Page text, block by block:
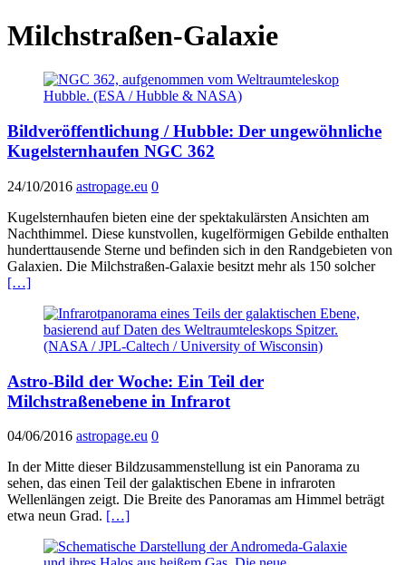
Milchstraßen-Galaxie
Bildveröffentlichung / Hubble: Der ungewöhnliche
Kugelsternhaufen NGC 362
24/10/2016 astropage.eu 0
Kugelsternhaufen bieten eine der spektakulärsten Ansichten am
Nachthimmel. Diese kunstvollen, kugelförmigen Gebilde enthalten
hunderttausende Sterne und befinden sich in den Randgebieten von
Galaxien. Die Milchstraßen-Galaxie besitzt mehr als 150 solcher
[…]
Astro-Bild der Woche: Ein Teil der
Milchstraßenebene in Infrarot
04/06/2016 astropage.eu 0
In der Mitte dieser Bildzusammenstellung ist ein Panorama zu
sehen, das einen Teil der galaktischen Ebene in infraroten
Wellenlängen zeigt. Die Breite des Panoramas am Himmel beträgt
etwa neun Grad. […]